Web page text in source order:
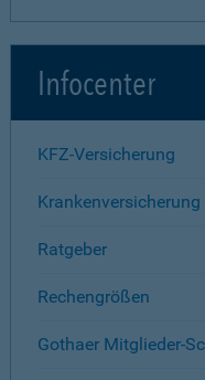
Infocenter
KFZ-Versicherung
Krankenversicherung
Ratgeber
Rechengrößen
Gothaer Mitglieder-